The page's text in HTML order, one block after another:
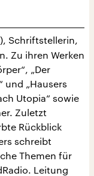
Schriftstellerin,
Zu ihren Werken
„Der
und „Hausers
Utopia“ sowie
Zuletzt
Rückblick
schreibt
Themen für
Leitung